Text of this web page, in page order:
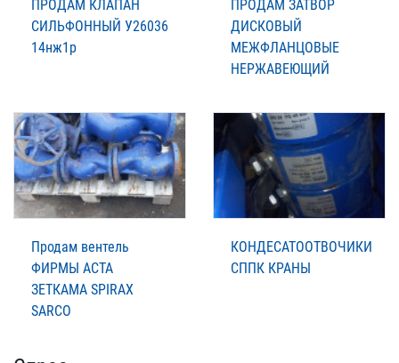
ПРОДАМ КЛАПАН
СИЛЬФОННЫЙ У26036
14нж1р
ПРОДАМ ЗАТВОР
ДИСКОВЫЙ
МЕЖФЛАНЦОВЫЕ
НЕРЖАВЕЮЩИЙ
Продам вентель
ФИРМЫ АСТА
ЗЕТКАМА SPIRAX
SARCO
КОНДЕСАТООТВОЧИКИ
СППК КРАНЫ